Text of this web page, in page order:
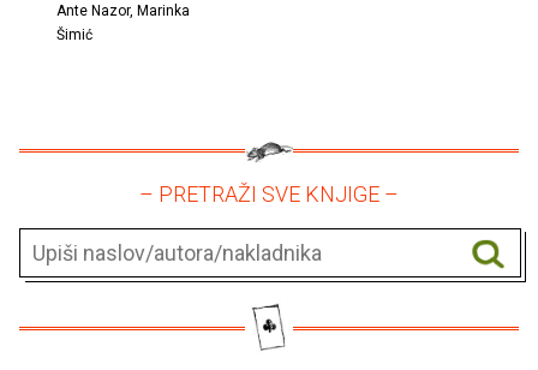
Ante Nazor, Marinka
Šimić
– PRETRAŽI SVE KNJIGE –